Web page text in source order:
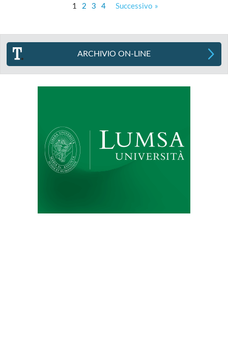
1 2 3 4 Successivo »
ARCHIVIO ON-LINE